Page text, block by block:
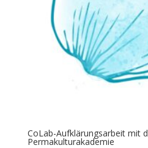
CoLab-Aufklärungsarbeit mit
Permakulturakademie